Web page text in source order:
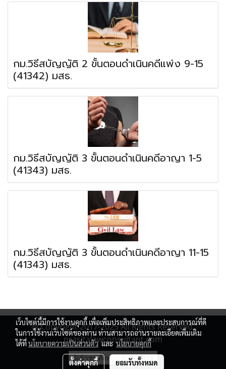
กม.วิธีสบัญญัติ 2 ขั้นตอนดำเนินคดีแพ่ง 9-15
(41342) มสธ.
กม.วิธีสบัญญัติ 3 ขั้นตอนดำเนินคดีอาญา 1-5
(41343) มสธ.
กม.วิธีสบัญญัติ 3 ขั้นตอนดำเนินคดีอาญา 11-15
(41343) มสธ.
@ Copyright 2017-2025 All Rights Reserved.
prasitalawconsultant.com
ผู้เข้าชมวันนี้ 1
เว็บไซต์นี้มีการใช้งานคุกกี้ เพื่อเพิ่มประสิทธิภาพและประสบการณ์ที่ดี
ในการใช้งานเว็บไซต์ของท่าน ท่านสามารถอ่านรายละเอียดเพิ่มเติม
ได้ที่นโยบายความเป็นส่วนตัวและนโยบายคุกกี้
ตั้งค่าคุกกี้ ยอมรับทั้งหมด